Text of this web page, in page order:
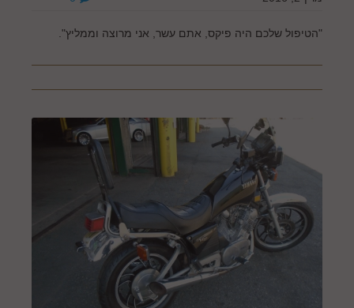
"הטיפול שלכם היה פיקס, אתם עשר, אני מרוצה וממליץ".